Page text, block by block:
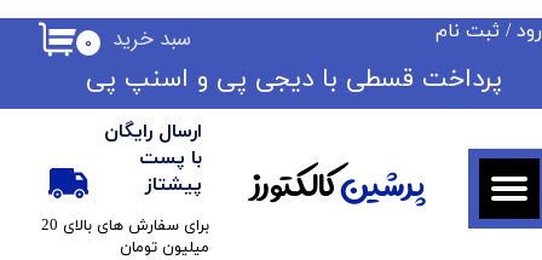
ارسال رایگان
با پست
پیشتاز
​برای سفارش های بالای 20
میلیون تومان
۰ سبد خرید / ثبت نام
حساب کاربری من
تغییر گذر واژه
سفارشات
خروج از حساب کاربری
​​پرداخت قسطی با دیجی پی ​​​​​​​و اسنپ پی
پرشینکالکتورز